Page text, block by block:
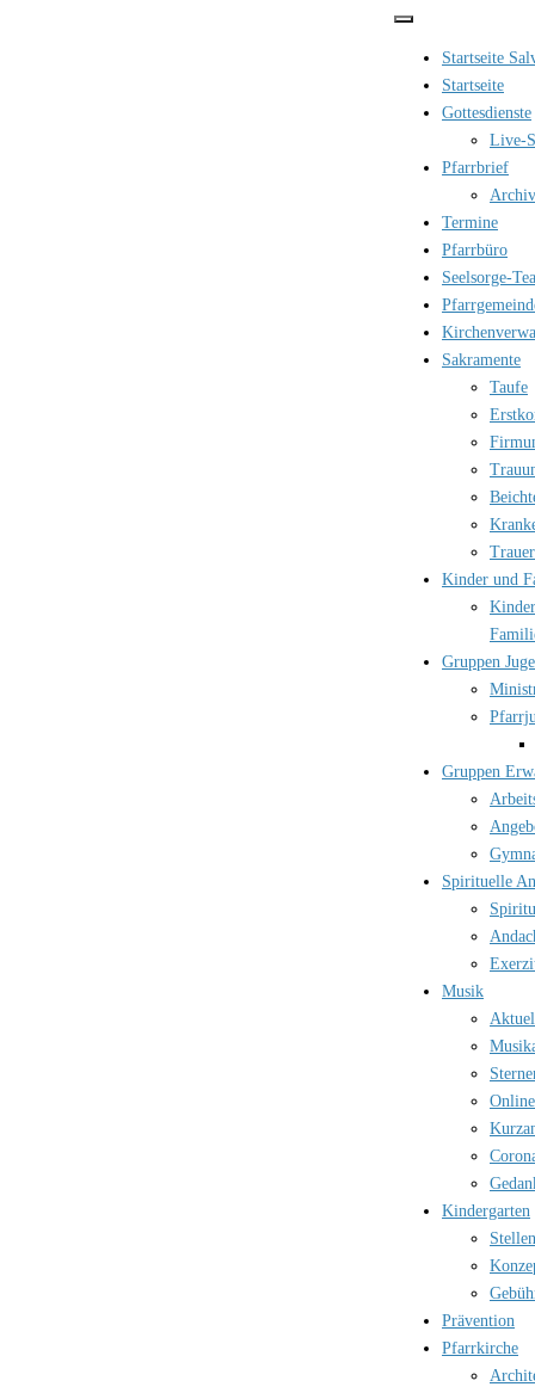
Startseite
Startseite
Gottesdienste
Live-
Pfarrbrief
Termine
Pfarrbüro
Seelsorge-
Sakramente
Taufe
Kinder und
Gruppen
Gruppen
Spirituelle
Musik
Kindergarten
Prävention
Pfarrkirche